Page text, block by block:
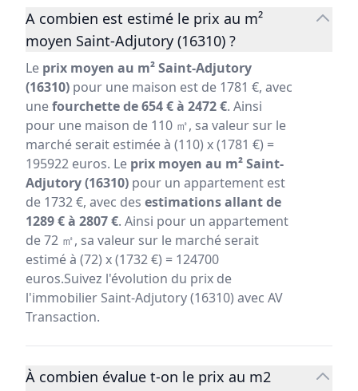
A combien est estimé le prix au m²
moyen Saint-Adjutory (16310) ?
Le prix moyen au m² Saint-Adjutory
(16310) pour une maison est de 1781 €, avec
unefourchette de 654 € à 2472 €. Ainsi
pour une maison de 110 ㎡, sa valeur sur le
marché serait estimée à (110) x (1781 €) =
195922 euros. Le prix moyen au m² Saint-
Adjutory (16310) pour un appartement est
de 1732 €, avec des estimations allant de
1289 € à 2807 €. Ainsi pour un appartement
de 72 ㎡, sa valeur sur le marché serait
estimé à (72) x (1732 €) = 124700
euros.Suivez l'évolution du prix de
l'immobilier Saint-Adjutory (16310) avec AV
Transaction.
À combien évalue t-on le prix au m2